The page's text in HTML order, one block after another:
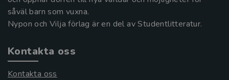
såväl barn som vuxna.
Nypon och Vilja förlag är en del av Studentlitteratur.
Kontakta oss
Kontakta oss